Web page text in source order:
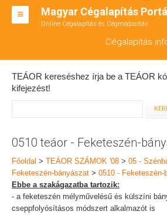
Magyar Cégalapítás Portál
Online Cégalapítás és Cégmódosítás
Cégalapítás
BT ALAPÍTÁS
RT ALAPÍTÁS
TEÁOR SZÁMOK '08
ENGEDÉLYKÖTELES
KAPCSOLAT
TEÁOR kereséshez írja be a TEÁOR
kifejezést!
0510 teáor - Feketeszén-
Főoldal > TEÁOR SZÁMOK '08 > 05 -
Feketeszén-bányászat > 0510 - Feketeszén-
Ebbe a szakágazatba tartozik:
- a feketeszén mélyművelésű és külszíni
cseppfolyósításos módszert alkalmazót is